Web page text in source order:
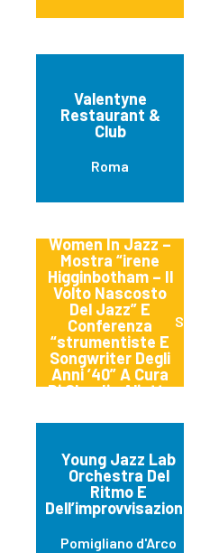
Valentyne
Restaurant &
Club
Roma
Women In Jazz –
Mostra “irene
Higginbotham – Il
Volto Nascosto
Del Jazz” E
Conferenza
“strumentiste E
Songwriter Degli
Anni ’40” A Cura
Di Claudia Aliotta
Spoleto
Young Jazz Lab
Orchestra Del
Ritmo E
Dell’improvvisazione
Pomigliano d'Arco